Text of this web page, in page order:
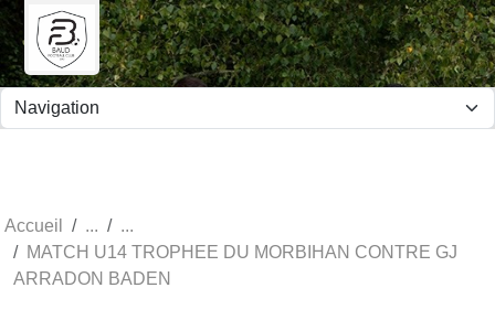
Accueil
MATCH U14 TROPHEE DU MORBIHAN CONTRE GJ
ARRADON BADEN
Panneau de gestion des cookies